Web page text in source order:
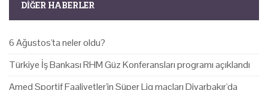
DIĞER HABERLER
6 Ağustos'ta neler oldu?
Türkiye İş Bankası RHM Güz Konferansları programı açıklandı
Amed Sportif Faaliyetler'in Süper Lig maçları Diyarbakır'da